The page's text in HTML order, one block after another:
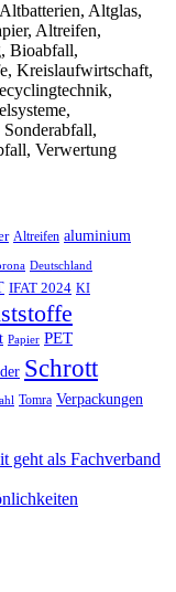
Altglas,
Altreifen,
Bioabfall,
Kreislaufwirtschaft,
Verwertung
Altreifen aluminium
Deutschland
IFAT 2024 KI
Papier PET
Schrott
Tomra Verpackungen
als Fachverband